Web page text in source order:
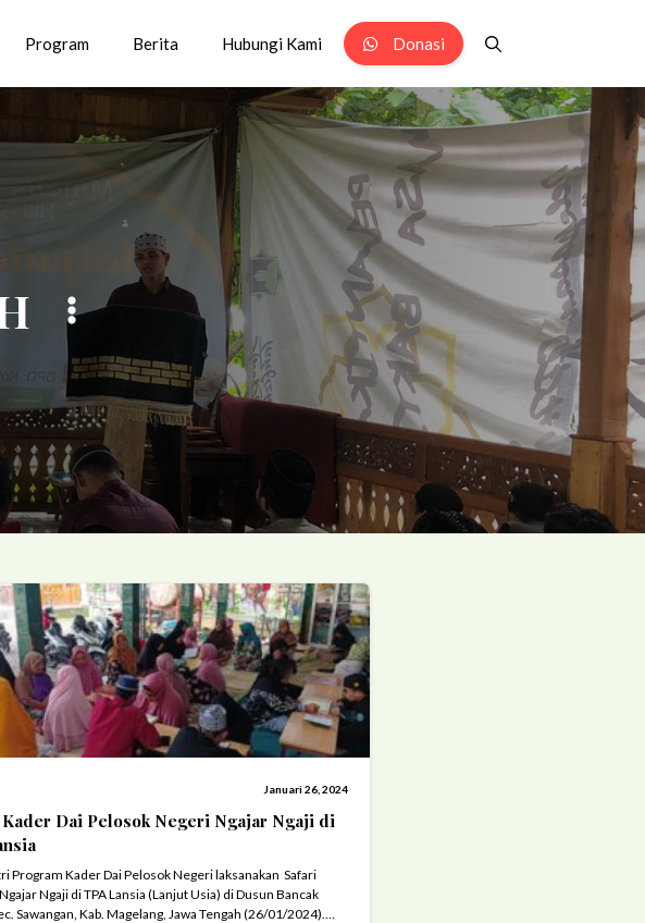
Program Berita Hubungi Kami Donasi
Januari 26, 2024
Dai Pelosok Negeri Ngajar Ngaji di
Program Kader Dai Pelosok Negeri laksanakan Safari
Ngaji di TPA Lansia (Lanjut Usia) di Dusun Bancak
Sawangan, Kab. Magelang, Jawa Tengah (26/01/2024).